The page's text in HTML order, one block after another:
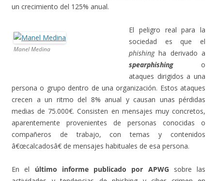
un crecimiento del 125% anual.
Manel Medina
El peligro real para la
sociedad es que el
phishingha derivado a
spearphishing o
ataques dirigidos a una
persona o grupo dentro de una organización. Estos ataques
crecen a un ritmo del 8% anual y causan unas pérdidas
medias de 75.000€. Consisten en mensajes muy concretos,
aparentemente provenientes de personas conocidas o
compañeros de trabajo, con temas y contenidos
â€œcalcadosâ€ de mensajes habituales de esa persona.
En el último informe publicado por APWG sobre las